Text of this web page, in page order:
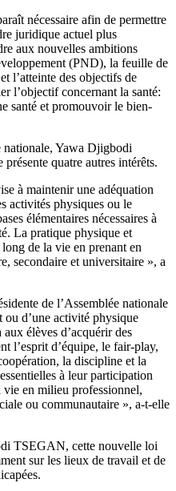
nécessaire afin de permettre
juridique actuel plus
aux nouvelles ambitions
(PND), la feuille de
l’atteinte des objectifs de
l’objectif concernant la santé:
santé et promouvoir le bien-
nationale, Yawa Djigbodi
quatre autres intérêts.
à maintenir une adéquation
activités physiques ou le
élémentaires nécessaires à
La pratique physique et
de la vie en prenant en
secondaire et universitaire », a
de l’Assemblée nationale
ou d’une activité physique
élèves d’acquérir des
l’esprit d’équipe, le fair-play,
la discipline et la
à leur participation
en milieu professionnel,
ou communautaire », a-t-elle
TSEGAN, cette nouvelle loi
sur les lieux de travail et de